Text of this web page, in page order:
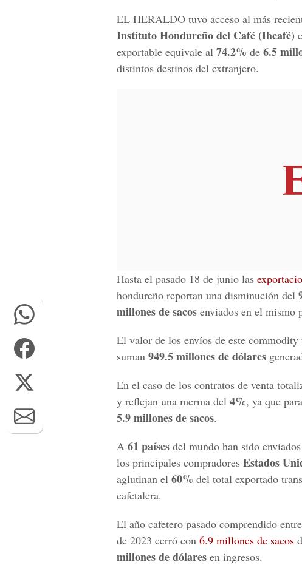
EL HERALDO tuvo acceso al más
Instituto Hondureño del Café (Ihcafé)
exportable equivale al 74.2% de 6.5
distintos destinos del extranjero.
Hasta el pasado 18 de junio las
hondureño reportan una disminución del
millones de sacos enviados en el mismo
El valor de los envíos de este
suman 949.5 millones de dólares
En el caso de los contratos de venta
y reflejan una merma del 4%, ya que
5.9 millones de sacos.
A 61 países del mundo han sido
los principales compradores Estados
aglutinan el 60% del total exportado
cafetalera.
El año cafetero pasado comprendido
de 2023 cerró con 6.9 millones de sacos
millones de dólares en ingresos.